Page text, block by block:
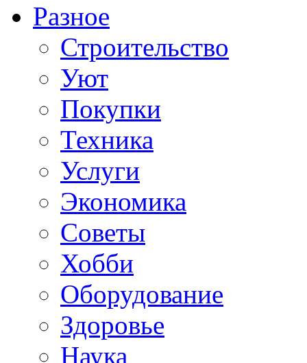
Разное
Строительство
Уют
Покупки
Техника
Услуги
Экономика
Советы
Хобби
Oборудование
Здоровье
Наука